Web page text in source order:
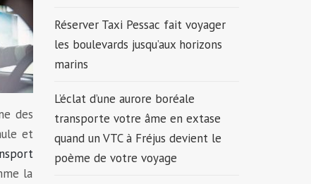
des
et
la
Réserver Taxi Pessac fait voyager
les boulevards jusqu’aux horizons
marins
L’éclat d’une aurore boréale
transporte votre âme en extase
quand un VTC à Fréjus devient le
poème de votre voyage